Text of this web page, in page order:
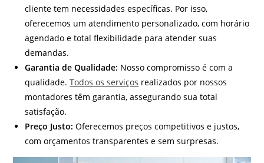
cliente tem necessidades específicas. Por isso,
oferecemos um atendimento personalizado, com horário
agendado e total flexibilidade para atender suas
demandas.
Garantia de Qualidade: Nosso compromisso é com a
qualidade.Todos os serviços realizados por nossos
montadores têm garantia, assegurando sua total
satisfação.
Preço Justo: Oferecemos preços competitivos e justos,
com orçamentos transparentes e sem surpresas.